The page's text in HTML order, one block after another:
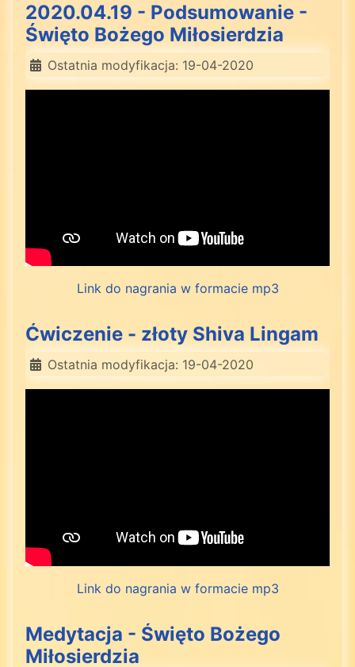
2020.04.19 - Podsumowanie -
Święto Bożego Miłosierdzia
Ostatnia modyfikacja: 19-04-2020
Link do nagrania w formacie mp3
Ćwiczenie - złoty Shiva Lingam
Ostatnia modyfikacja: 19-04-2020
Link do nagrania w formacie mp3
Medytacja - Święto Bożego
Miłosierdzia